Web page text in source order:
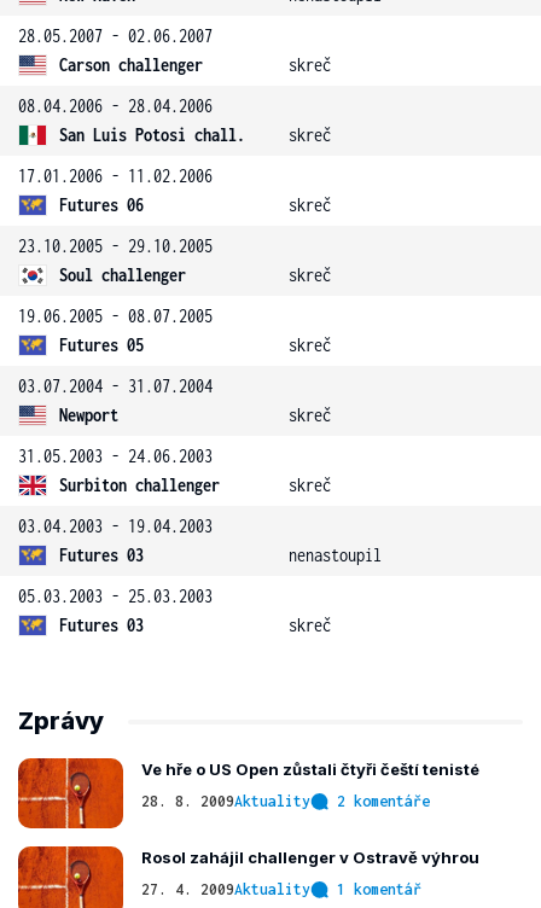
28.05.2007 - 02.06.2007
Carson challenger
skreč
08.04.2006 - 28.04.2006
San Luis Potosi chall.
skreč
17.01.2006 - 11.02.2006
Futures 06
skreč
23.10.2005 - 29.10.2005
Soul challenger
skreč
19.06.2005 - 08.07.2005
Futures 05
skreč
03.07.2004 - 31.07.2004
Newport
skreč
31.05.2003 - 24.06.2003
Surbiton challenger
skreč
03.04.2003 - 19.04.2003
Futures 03
nenastoupil
05.03.2003 - 25.03.2003
Futures 03
skreč
Zprávy
Ve hře o US Open zůstali čtyři čeští tenisté
28. 8. 2009Aktuality 2 komentáře
Rosol zahájil challenger v Ostravě výhrou
27. 4. 2009Aktuality 1 komentář